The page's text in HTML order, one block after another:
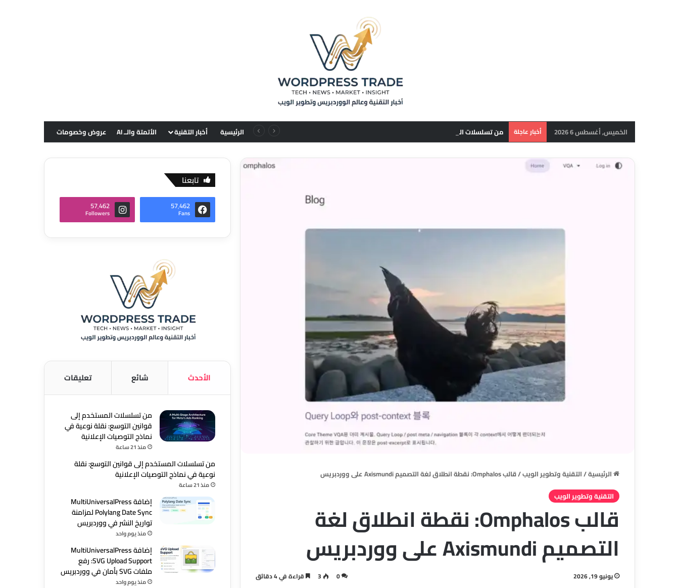
الخميس, أغسطس 6 2026 أخبار عاجلة الرئيسية أخبار التقنية الأتمتة والــ AI عروض وخصومات
الرئيسية/التقنية وتطوير الويب/قالب Omphalos: نقطة انطلاق لغة التصميم Axismundi على ووردبريس
التقنية وتطوير الويب
قالب Omphalos: نقطة انطلاق لغة
التصميم Axismundi على ووردبريس
يونيو 19, 2026 0
3 قراءة في 4 دقائق
تابعنا
57٬462
Fans
57٬462
Followers
الأحدث شائع تعليقات
من تسلسلات المستخدم إلى
قوانين التوسع: نقلة نوعية في
نماذج التوصيات الإعلانية
منذ 21 ساعة
من تسلسلات المستخدم إلى قوانين التوسع: نقلة
نوعية في نماذج التوصيات الإعلانية
منذ 21 ساعة
إضافة MultiUniversalPress
Polylang Date Sync لمزامنة
تواريخ النشر في ووردبريس
منذ يوم واحد
إضافة MultiUniversalPress
SVG Upload Support: رفع
ملفات SVG بأمان في ووردبريس
منذ يوم واحد